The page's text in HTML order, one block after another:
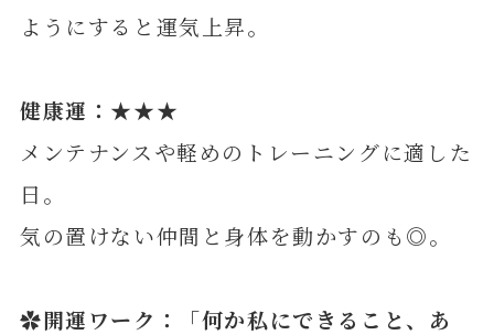
ようにすると運気上昇。
健康運：★★★
メンテナンスや軽めのトレーニングに適した
日。
気の置けない仲間と身体を動かすのも◎。
✿開運ワーク：「何か私にできること、あ